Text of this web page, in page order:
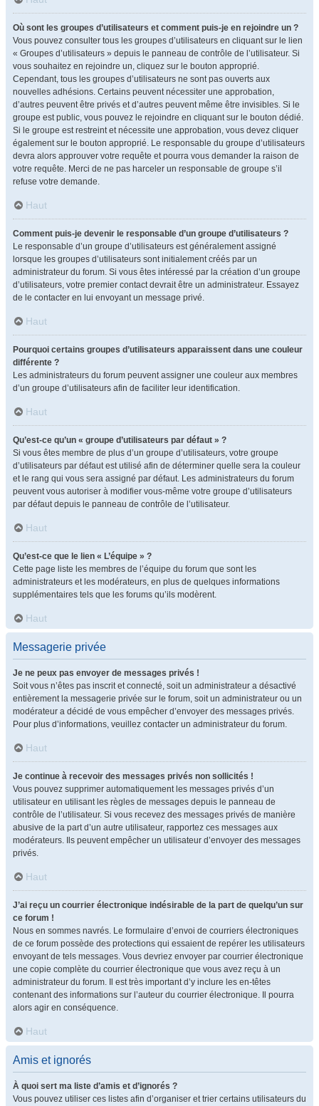
Où sont les groupes d’utilisateurs et comment puis-je en rejoindre un ?
Vous pouvez consulter tous les groupes d’utilisateurs en cliquant sur le lien
« Groupes d’utilisateurs » depuis le panneau de contrôle de l’utilisateur. Si
vous souhaitez en rejoindre un, cliquez sur le bouton approprié.
Cependant, tous les groupes d’utilisateurs ne sont pas ouverts aux
nouvelles adhésions. Certains peuvent nécessiter une approbation,
d’autres peuvent être privés et d’autres peuvent même être invisibles. Si le
groupe est public, vous pouvez le rejoindre en cliquant sur le bouton dédié.
Si le groupe est restreint et nécessite une approbation, vous devez cliquer
également sur le bouton approprié. Le responsable du groupe d’utilisateurs
devra alors approuver votre requête et pourra vous demander la raison de
votre requête. Merci de ne pas harceler un responsable de groupe s’il
refuse votre demande.
Haut
Comment puis-je devenir le responsable d’un groupe d’utilisateurs ?
Le responsable d’un groupe d’utilisateurs est généralement assigné
lorsque les groupes d’utilisateurs sont initialement créés par un
administrateur du forum. Si vous êtes intéressé par la création d’un groupe
d’utilisateurs, votre premier contact devrait être un administrateur. Essayez
de le contacter en lui envoyant un message privé.
Haut
Pourquoi certains groupes d’utilisateurs apparaissent dans une couleur
différente ?
Les administrateurs du forum peuvent assigner une couleur aux membres
d’un groupe d’utilisateurs afin de faciliter leur identification.
Haut
Qu’est-ce qu’un « groupe d’utilisateurs par défaut » ?
Si vous êtes membre de plus d’un groupe d’utilisateurs, votre groupe
d’utilisateurs par défaut est utilisé afin de déterminer quelle sera la couleur
et le rang qui vous sera assigné par défaut. Les administrateurs du forum
peuvent vous autoriser à modifier vous-même votre groupe d’utilisateurs
par défaut depuis le panneau de contrôle de l’utilisateur.
Haut
Qu’est-ce que le lien « L’équipe » ?
Cette page liste les membres de l’équipe du forum que sont les
administrateurs et les modérateurs, en plus de quelques informations
supplémentaires tels que les forums qu’ils modèrent.
Haut
Messagerie privée
Je ne peux pas envoyer de messages privés !
Soit vous n’êtes pas inscrit et connecté, soit un administrateur a désactivé
entièrement la messagerie privée sur le forum, soit un administrateur ou un
modérateur a décidé de vous empêcher d’envoyer des messages privés.
Pour plus d’informations, veuillez contacter un administrateur du forum.
Haut
Je continue à recevoir des messages privés non sollicités !
Vous pouvez supprimer automatiquement les messages privés d’un
utilisateur en utilisant les règles de messages depuis le panneau de
contrôle de l’utilisateur. Si vous recevez des messages privés de manière
abusive de la part d’un autre utilisateur, rapportez ces messages aux
modérateurs. Ils peuvent empêcher un utilisateur d’envoyer des messages
privés.
Haut
J’ai reçu un courrier électronique indésirable de la part de quelqu’un sur
ce forum !
Nous en sommes navrés. Le formulaire d’envoi de courriers électroniques
de ce forum possède des protections qui essaient de repérer les utilisateurs
envoyant de tels messages. Vous devriez envoyer par courrier électronique
une copie complète du courrier électronique que vous avez reçu à un
administrateur du forum. Il est très important d’y inclure les en-têtes
contenant des informations sur l’auteur du courrier électronique. Il pourra
alors agir en conséquence.
Haut
Amis et ignorés
À quoi sert ma liste d’amis et d’ignorés ?
Vous pouvez utiliser ces listes afin d’organiser et trier certains utilisateurs du